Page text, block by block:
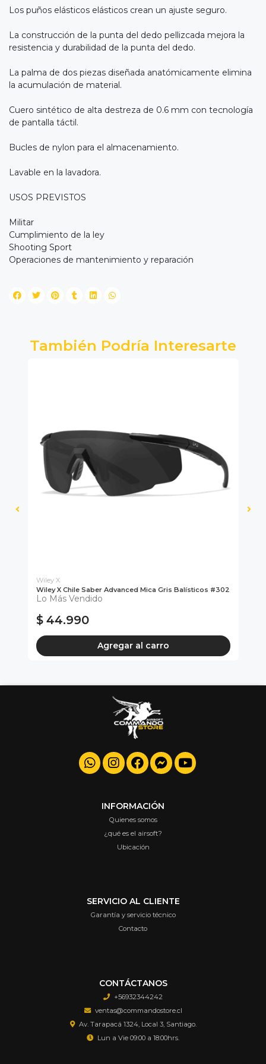
Los puños elásticos elásticos crean un ajuste seguro.
La construcción de la punta del dedo pellizcada mejora la
resistencia y durabilidad de la punta del dedo.
La palma de dos piezas diseñada anatómicamente elimina
la acumulación de material.
Cuero sintético de alta destreza de 0.6 mm con tecnología
de pantalla táctil.
Bucles de nylon para el almacenamiento.
Lavable en la lavadora.
USOS PREVISTOS
Militar
Cumplimiento de la ley
Shooting Sport
Operaciones de mantenimiento y reparación
También Podría Interesarte
Wiley X
Wiley X Chile Saber Advanced Mica Gris Balísticos #302
Lo Más Vendido
$ 44.990
Agregar al carro
INFORMACIÓN
Quienes somos
¿qué es el airsoft?
Ubicación
SERVICIO AL CLIENTE
Garantía y servicio técnico
Contacto
CONTÁCTANOS
+56932344242
ventas@commandostore.cl
Av. Tarapacá 1324, Local 3, Santiago.
Lun a Vie 09:00 a 18:00hrs.